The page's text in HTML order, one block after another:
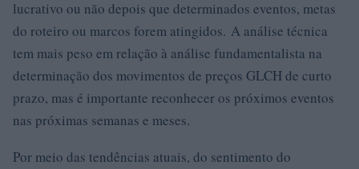
lucrativo ou não depois que determinados eventos, metas
do roteiro ou marcos forem atingidos. A análise técnica
tem mais peso em relação à análise fundamentalista na
determinação dos movimentos de preços GLCH de curto
prazo, mas é importante reconhecer os próximos eventos
nas próximas semanas e meses.
Por meio das tendências atuais, do sentimento do